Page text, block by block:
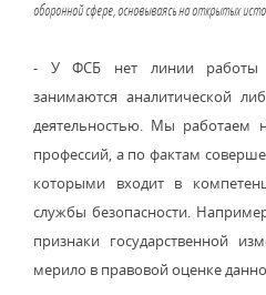
оборонной сфере, основываясь на открытых
- У ФСБ нет линии работы
занимаются аналитической
деятельностью. Мы работаем
профессий, а по фактам
которыми входит в
службы безопасности.
признаки государственной
мерило в правовой оценке